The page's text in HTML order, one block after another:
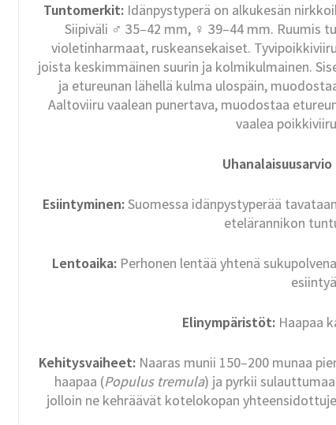
Tuntomerkit: Idänpystyperä on alkukesän
Siipiväli ♂ 35–42 mm, ♀ 39–44 mm. Ruumis
violetinharmaat, ruskeansekaiset.
joista keskimmäinen suurin ja kolmikulmainen.
ja etureunan lähellä kulma ulospäin,
Aaltoviiru vaalean punertava, muodostaa
vaalea
Uhanalaisuusarvio
Esiintyminen:Suomessa idänpystyperää
etelärannikon
Lentoaika:Perhonen lentää yhtenä
Elinympäristöt:Haapaa
Kehitysvaiheet: Naaras munii 150–200 munaa
haapaa (Populus tremula) ja pyrkii
jolloin ne kehräävät kotelokopan